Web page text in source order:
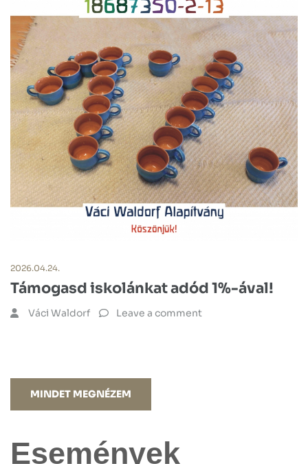
2026.04.24.
Támogasd iskolánkat adód 1%-ával!
Váci Waldorf Leave a comment
MINDET MEGNÉZEM
Események